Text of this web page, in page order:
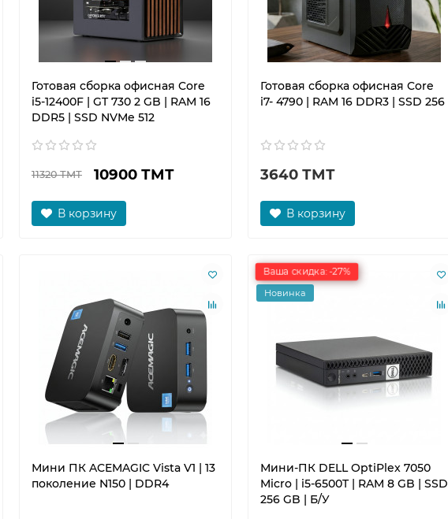
Готовая сборка офисная Core
i5-12400F | GT 730 2 GB | RAM 16
DDR5 | SSD NVMe 512
11320 ТМТ 10900 ТМТ
В корзину
Готовая сборка офисная Core
i7- 4790 | RAM 16 DDR3 | SSD 256
3640 ТМТ
В корзину
Мини ПК ACEMAGIC Vista V1 | 13
поколение N150 | DDR4
Ваша скидка: -27%
Новинка
Мини-ПК DELL OptiPlex 7050
Micro | i5-6500T | RAM 8 GB | SSD
256 GB | Б/У